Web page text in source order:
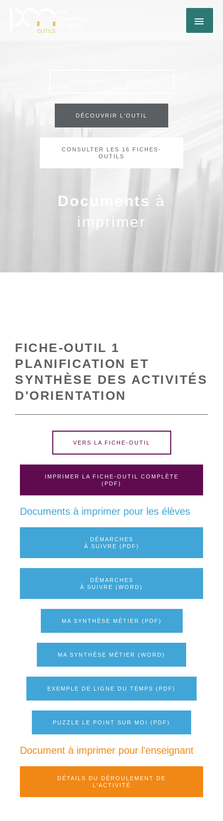
DÉCOUVRIR L'OUTIL
CONSULTER LES 16 FICHES-
OUTILS
Documents à
imprimer
FICHE-OUTIL 1
PLANIFICATION ET
SYNTHÈSE DES ACTIVITÉS
D'ORIENTATION
VERS LA FICHE-OUTIL
IMPRIMER LA FICHE-OUTIL COMPLÈTE
(PDF)
Documents à imprimer pour les élèves
DÉMARCHES
À SUIVRE (PDF)
DÉMARCHES
À SUIVRE (WORD)
MA SYNTHÈSE MÉTIER (PDF)
MA SYNTHÈSE MÉTIER (WORD)
EXEMPLE DE LIGNE DU TEMPS (PDF)
PUZZLE LE POINT SUR MOI (PDF)
Document à imprimer pour l'enseignant
DÉTAILS DU DÉROULEMENT DE
L'ACTIVITÉ